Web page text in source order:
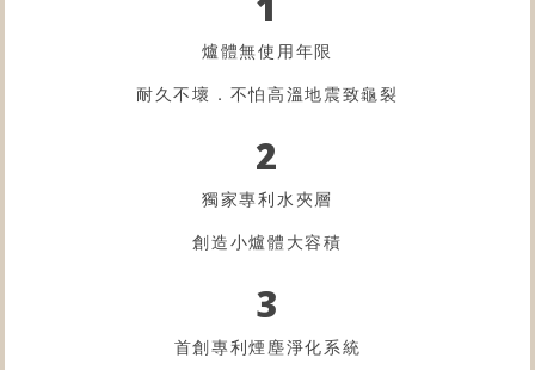
爐體無使用年限
耐久不壞．不怕高溫地震致龜裂
2
獨家專利水夾層
創造小爐體大容積
3
首創專利煙塵淨化系統